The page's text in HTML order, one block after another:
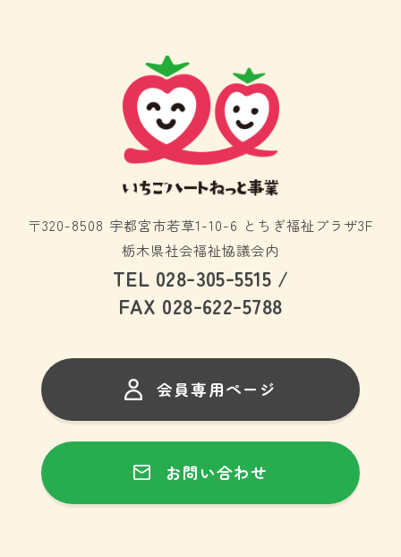
〒320-8508 宇都宮市若草1-10-6 とちぎ福祉プラザ3F
栃木県社会福祉協議会内
TEL 028-305-5515 /
FAX 028-622-5788
会員専用ページ
お問い合わせ